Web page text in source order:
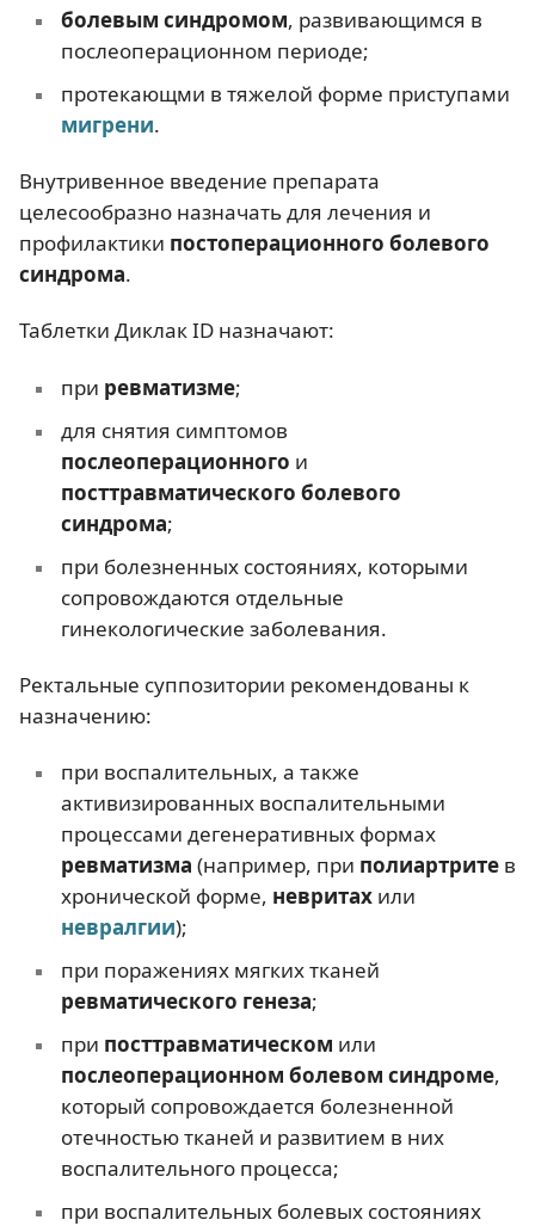
болевым синдромом, развивающимся в
послеоперационном периоде;
протекающми в тяжелой форме приступами
мигрени.
Внутривенное введение препарата
целесообразно назначать для лечения и
профилактики постоперационного болевого
синдрома.
Таблетки Диклак ID назначают:
при ревматизме;
для снятия симптомов
послеоперационного и
посттравматического болевого
синдрома;
при болезненных состояниях, которыми
сопровождаются отдельные
гинекологические заболевания.
Ректальные суппозитории рекомендованы к
назначению:
при воспалительных, а также
активизированных воспалительными
процессами дегенеративных формах
ревматизма (например, при полиартритев
хронической форме, невритахили
невралгии);
при поражениях мягких тканей
ревматического генеза;
при посттравматическом или
послеоперационном болевом синдроме,
который сопровождается болезненной
отечностью тканей и развитием в них
воспалительного процесса;
при воспалительных болевых состояниях